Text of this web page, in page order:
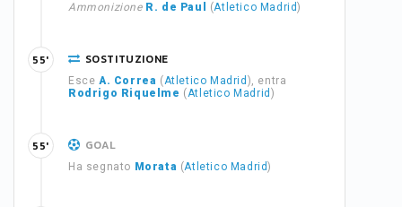
Ammonizione R. de Paul (Atletico Madrid)
SOSTITUZIONE
Esce A. Correa (Atletico Madrid ), entra
Rodrigo Riquelme (Atletico Madrid )
55'
GOAL
Ha segnato Morata (Atletico Madrid)
55'